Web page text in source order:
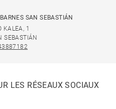
SAN SEBASTIÁN
KALEA, 1
SEBASTIÁN
LES RÉSEAUX SOCIAUX